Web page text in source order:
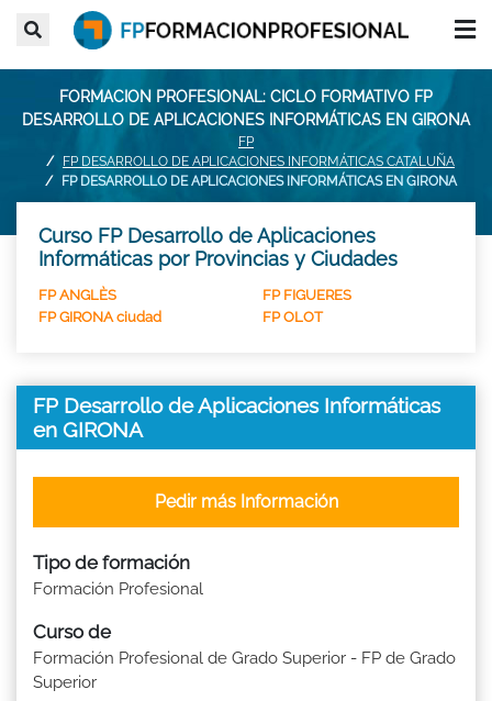
FORMACION PROFESIONAL: CICLO FORMATIVO FP
DESARROLLO DE APLICACIONES INFORMÁTICAS EN GIRONA
FP
FP DESARROLLO DE APLICACIONES INFORMÁTICAS CATALUÑA
FP DESARROLLO DE APLICACIONES INFORMÁTICAS EN GIRONA
Curso FP Desarrollo de Aplicaciones
Informáticas por Provincias y Ciudades
FP ANGLÈS
FP FIGUERES
FP GIRONA ciudad
FP OLOT
FP Desarrollo de Aplicaciones Informáticas
en GIRONA
Tipo de formación
Formación Profesional
Curso de
Formación Profesional de Grado Superior - FP de Grado
Superior
Pedir más Información